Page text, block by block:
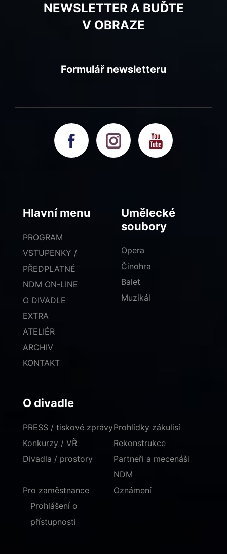
NEWSLETTER A BUĎTE
V OBRAZE
Formulář newsletteru
Hlavní menu
PROGRAM
VSTUPENKY /
PŘEDPLATNÉ
NDM ON-LINE
O DIVADLE
EXTRA
ATELIÉR
ARCHIV
KONTAKT
Umělecké
soubory
Opera
Činohra
Balet
Muzikál
O divadle
PRESS / tiskové zprávy
Konkurzy / VŘ
Divadla / prostory
Prohlídky zákulisí
Rekonstrukce
Partneři a mecenáši
NDM
Pro zaměstnance
Oznámení
Prohlášení o
přístupnosti